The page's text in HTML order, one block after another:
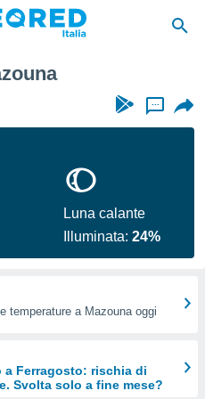
...
Luna calante
Illuminata:24%
temperature a Mazouna oggi
Ferragosto: rischia di
Svolta solo a fine mese?